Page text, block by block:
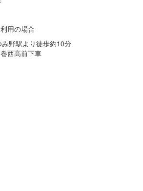
用の場合
野駅より徒歩約10分
西高前下車